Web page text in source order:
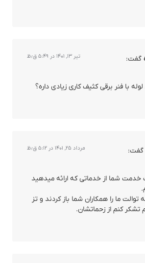
تیر ۱۳, ۱۴۰۱ در ۵:۴۹ ق٫ظ
با فنر برقی کثیف کاری زیادی داره؟
مرداد ۲۵, ۱۴۰۱ در ۵:۱۲ ق٫ظ
شما از خدماتی که ارائه میدهید
ما را همکاران شما باز کردند و تز
کنم از زحماتشان.